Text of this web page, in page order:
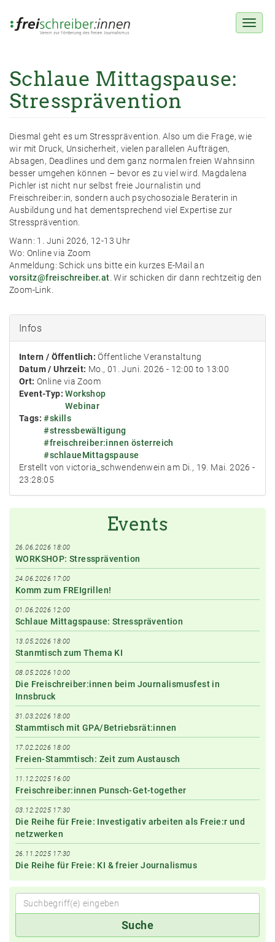
Direkt
zum
Inhalt
Toggle
Schlaue Mittagspause:
Stressprävention
Diesmal geht es um Stressprävention. Also um die Frage, wie
wir mit Druck, Unsicherheit, vielen parallelen Aufträgen,
Absagen, Deadlines und dem ganz normalen freien Wahnsinn
besser umgehen können – bevor es zu viel wird. Magdalena
Pichler ist nicht nur selbst freie Journalistin und
Freischreiber:in, sondern auch psychosoziale Beraterin in
Ausbildung und hat dementsprechend viel Expertise zur
Stressprävention.
Wann: 1. Juni 2026, 12-13 Uhr
Wo: Online via Zoom
Anmeldung: Schick uns bitte ein kurzes E-Mail an
vorsitz@freischreiber.at . Wir schicken dir dann rechtzeitig den
Zoom-Link.
Infos
Intern / Öffentlich:Öffentliche Veranstaltung
Datum / Uhrzeit: Mo., 01. Juni. 2026 - 12:00 to 13:00
Ort: Online via Zoom
Event-Typ:Workshop
Webinar
Tags:#skills
#stressbewältigung
#freischreiber:innen österreich
#schlaueMittagspause
Erstellt von victoria_schwendenwein am Di., 19. Mai. 2026 -
23:28:05
Events
26.06.2026 18:00
WORKSHOP: Stressprävention
24.06.2026 17:00
Komm zum FREIgrillen!
01.06.2026 12:00
Schlaue Mittagspause: Stressprävention
13.05.2026 18:00
Stanmtisch zum Thema KI
08.05.2026 10:00
Die Freischreiber:innen beim Journalismusfest in
Innsbruck
31.03.2026 18:00
Stammtisch mit GPA/Betriebsrät:innen
17.02.2026 18:00
Freien-Stammtisch: Zeit zum Austausch
11.12.2025 16:00
Freischreiber:innen Punsch-Get-together
03.12.2025 17:30
Die Reihe für Freie: Investigativ arbeiten als Freie:r und
netzwerken
26.11.2025 17:30
Die Reihe für Freie: KI & freier Journalismus
Suche